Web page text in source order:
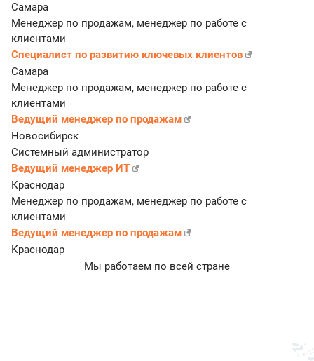
Самара
Менеджер по продажам, менеджер по работе с
клиентами
Специалист по развитию ключевых клиентов
Самара
Менеджер по продажам, менеджер по работе с
клиентами
Ведущий менеджер по продажам
Новосибирск
Системный администратор
Ведущий менеджер ИТ
Краснодар
Менеджер по продажам, менеджер по работе с
клиентами
Ведущий менеджер по продажам
Краснодар
Мы работаем по всей стране